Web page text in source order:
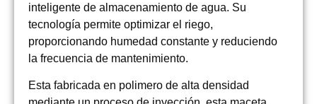
inteligente de almacenamiento de agua. Su
tecnología permite optimizar el riego,
proporcionando humedad constante y reduciendo
la frecuencia de mantenimiento.
Esta fabricada en polimero de alta densidad